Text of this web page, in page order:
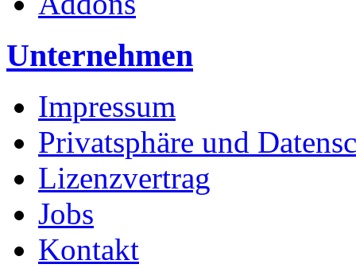
Unternehmen
Impressum
Privatsphäre und
Lizenzvertrag
Jobs
Kontakt